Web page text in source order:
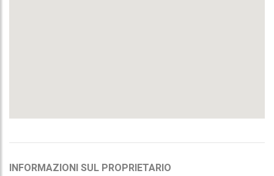
INFORMAZIONI SUL PROPRIETARIO